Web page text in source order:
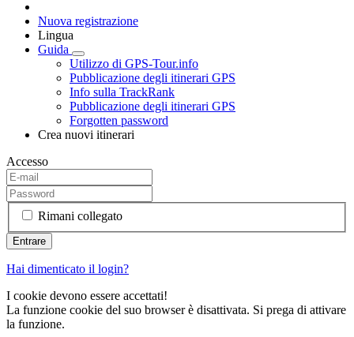
Nuova registrazione
Lingua
Guida
Utilizzo di GPS-Tour.info
Pubblicazione degli itinerari GPS
Info sulla TrackRank
Pubblicazione degli itinerari GPS
Forgotten password
Crea nuovi itinerari
Accesso
Rimani collegato
Hai dimenticato il login?
I cookie devono essere accettati!
La funzione cookie del suo browser è disattivata. Si prega di attivare
la funzione.